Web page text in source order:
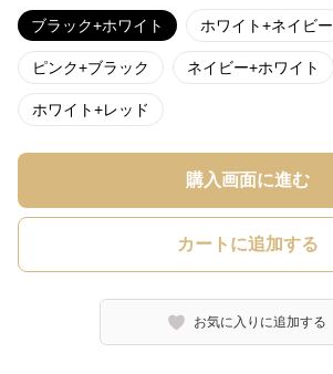
ブラック+ホワイト ホワイト+ネイビー
ピンク+ブラック ネイビー+ホワイト
ホワイト+レッド
購入画面に進む
カートに追加する
お気に入りに追加する